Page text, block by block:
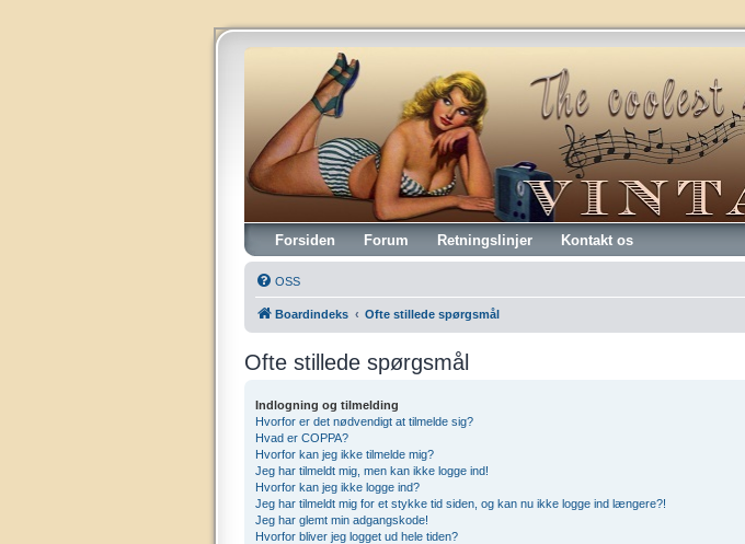
Vintagehifi.dk
Forsiden Forum Retningslinjer Kontakt os
OSS
Boardindeks Ofte stillede spørgsmål
Ofte stillede spørgsmål
Indlogning og tilmelding
Hvorfor er det nødvendigt at tilmelde sig?
Hvad er COPPA?
Hvorfor kan jeg ikke tilmelde mig?
Jeg har tilmeldt mig, men kan ikke logge ind!
Hvorfor kan jeg ikke logge ind?
Jeg har tilmeldt mig for et stykke tid siden, og kan nu ikke logge ind længere?!
Jeg har glemt min adgangskode!
Hvorfor bliver jeg logget ud hele tiden?